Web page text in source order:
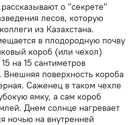
о "секрете"
лесов, которую
из Казахстана.
в плодородную почву
короб (или чехол)
на 15 сантиметров
поверхность короба
Саженец в таком чехле
ямку, а сам короб
Днем солнце нагревает
ночью на внутренней